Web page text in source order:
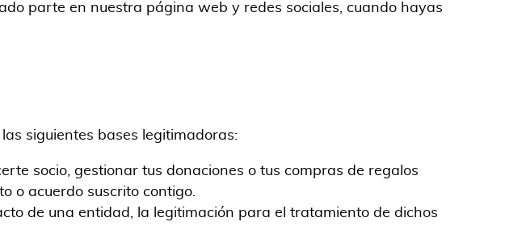
parte en nuestra página web y redes sociales, cuando hayas
siguientes bases legitimadoras:
socio, gestionar tus donaciones o tus compras de regalos
o acuerdo suscrito contigo.
de una entidad, la legitimación para el tratamiento de dichos